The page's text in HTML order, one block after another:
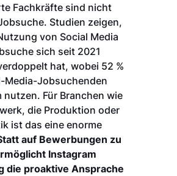
Fachkräfte sind nicht
Studien zeigen,
von Social Media
sich seit 2021
hat, wobei 52 %
Media-Jobsuchenden
nutzen. Für Branchen wie
die Produktion oder
ist das eine enorme
auf Bewerbungen zu
Instagram
die proaktive Ansprache